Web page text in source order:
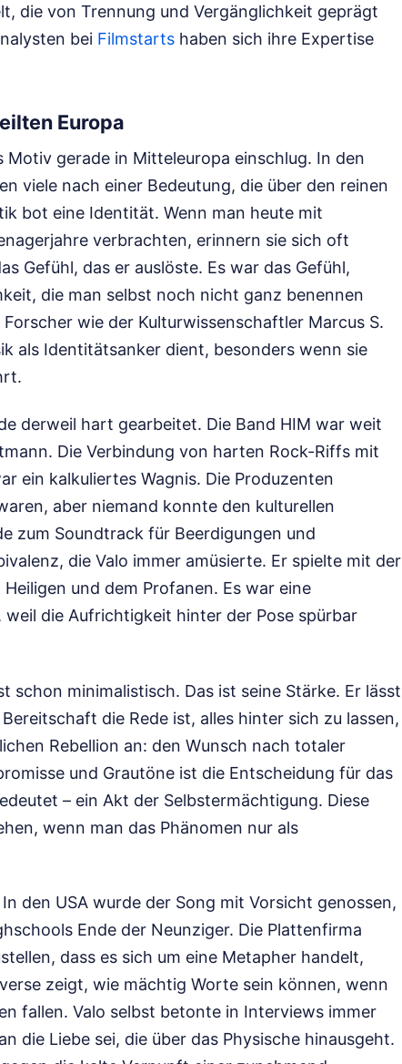
die von Trennung und Vergänglichkeit geprägt
bei Filmstarts haben sich ihre Expertise
Europa
gerade in Mitteleuropa einschlug. In den
viele nach einer Bedeutung, die über den reinen
bot eine Identität. Wenn man heute mit
verbrachten, erinnern sie sich oft
Gefühl, das er auslöste. Es war das Gefühl,
die man selbst noch nicht ganz benennen
wie der Kulturwissenschaftler Marcus S.
als Identitätsanker dient, besonders wenn sie
derweil hart gearbeitet. Die Band HIM war weit
Die Verbindung von harten Rock-Riffs mit
ein kalkuliertes Wagnis. Die Produzenten
aber niemand konnte den kulturellen
zum Soundtrack für Beerdigungen und
die Valo immer amüsierte. Er spielte mit der
und dem Profanen. Es war eine
die Aufrichtigkeit hinter der Pose spürbar
schon minimalistisch. Das ist seine Stärke. Er lässt
die Rede ist, alles hinter sich zu lassen,
Rebellion an: den Wunsch nach totaler
und Grautöne ist die Entscheidung für das
– ein Akt der Selbstermächtigung. Diese
wenn man das Phänomen nur als
den USA wurde der Song mit Vorsicht genossen,
Ende der Neunziger. Die Plattenfirma
dass es sich um eine Metapher handelt,
zeigt, wie mächtig Worte sein können, wenn
fallen. Valo selbst betonte in Interviews immer
die Liebe sei, die über das Physische hinausgeht.